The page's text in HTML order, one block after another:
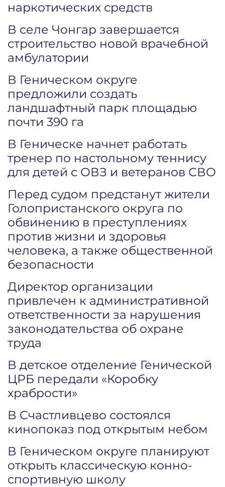
наркотических средств
В селе Чонгар завершается
строительство новой врачебной
амбулатории
В Геническом округе
предложили создать
ландшафтный парк площадью
почти 390 га
В Геническе начнет работать
тренер по настольному теннису
для детей с ОВЗ и ветеранов СВО
Перед судом предстанут жители
Голопристанского округа по
обвинению в преступлениях
против жизни и здоровья
человека, а также общественной
безопасности
Директор организации
привлечен к административной
ответственности за нарушения
законодательства об охране
труда
В детское отделение Генической
ЦРБ передали «Коробку
храбрости»
В Счастливцево состоялся
кинопоказ под открытым небом
В Геническом округе планируют
открыть классическую конно-
спортивную школу